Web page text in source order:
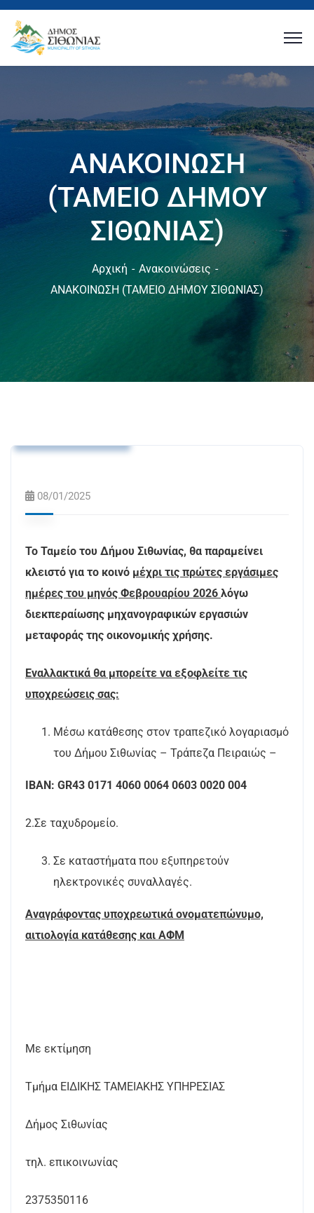
ΑΝΑΚΟΙΝΩΣΗ
(ΤΑΜΕΙΟ ΔΗΜΟΥ
ΣΙΘΩΝΙΑΣ)
Αρχική
Ανακοινώσεις
ΑΝΑΚΟΙΝΩΣΗ (ΤΑΜΕΙΟ ΔΗΜΟΥ ΣΙΘΩΝΙΑΣ)
08/01/2025
Το Ταμείο του Δήμου Σιθωνίας, θα παραμείνει
κλειστό για το κοινό μέχρι τις πρώτες εργάσιμες
ημέρες του μηνός Φεβρουαρίου 2026 λόγω
διεκπεραίωσης μηχανογραφικών εργασιών
μεταφοράς της οικονομικής χρήσης.
Εναλλακτικά θα μπορείτε να εξοφλείτε τις
υποχρεώσεις σας:
Μέσω κατάθεσης στον τραπεζικό λογαριασμό
του Δήμου Σιθωνίας – Τράπεζα Πειραιώς –
IBAN: GR43 0171 4060 0064 0603 0020 004
2.Σε ταχυδρομείο.
Σε καταστήματα που εξυπηρετούν
ηλεκτρονικές συναλλαγές.
Αναγράφοντας υποχρεωτικά ονοματεπώνυμο,
αιτιολογία κατάθεσης και ΑΦΜ
Με εκτίμηση
Τμήμα ΕΙΔΙΚΗΣ ΤΑΜΕΙΑΚΗΣ ΥΠΗΡΕΣΙΑΣ
Δήμος Σιθωνίας
τηλ. επικοινωνίας
2375350116